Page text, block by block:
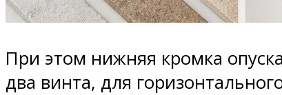
При этом нижняя кромка
два винта, для